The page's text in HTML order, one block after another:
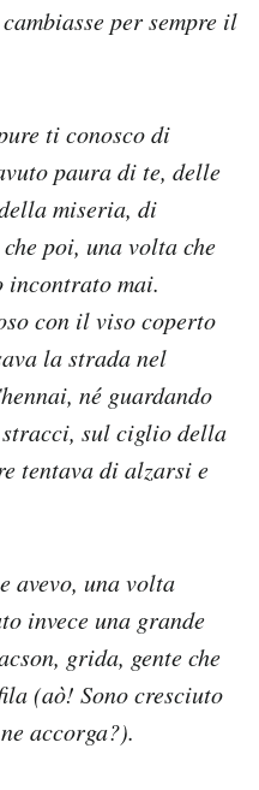
per sempre il
ti conosco di
paura di te, delle
miseria, di
poi, una volta che
incontrato mai.
con il viso coperto
la strada nel
né guardando
sul ciglio della
tentava di alzarsi e
avevo, una volta
invece una grande
grida, gente che
(aò! Sono cresciuto
accorga?).